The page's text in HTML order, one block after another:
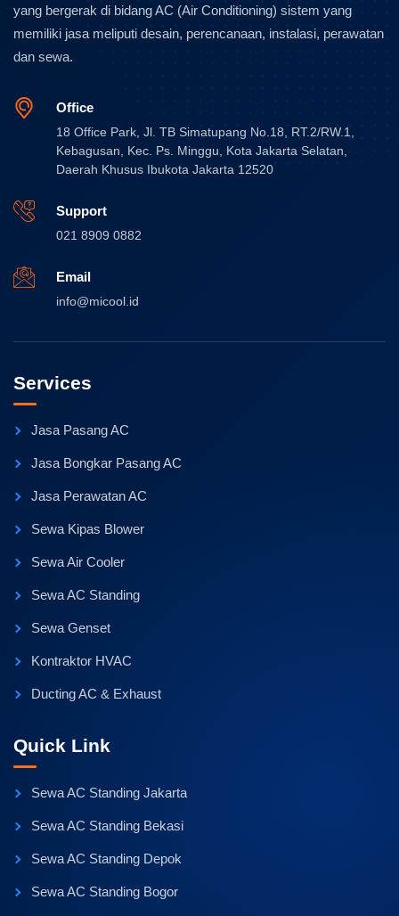
yang bergerak di bidang AC (Air Conditioning) sistem yang
memiliki jasa meliputi desain, perencanaan, instalasi, perawatan
dan sewa.
Office
18 Office Park, Jl. TB Simatupang No.18, RT.2/RW.1,
Kebagusan, Kec. Ps. Minggu, Kota Jakarta Selatan,
Daerah Khusus Ibukota Jakarta 12520
Support
021 8909 0882
Email
info@micool.id
Services
Jasa Pasang AC
Jasa Bongkar Pasang AC
Jasa Perawatan AC
Sewa Kipas Blower
Sewa Air Cooler
Sewa AC Standing
Sewa Genset
Kontraktor HVAC
Ducting AC & Exhaust
Quick Link
Sewa AC Standing Jakarta
Sewa AC Standing Bekasi
Sewa AC Standing Depok
Sewa AC Standing Bogor